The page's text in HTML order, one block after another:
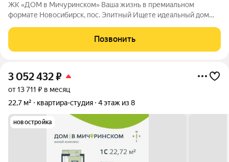
ЖК «ДОМ в Мичуринском» Ваша жизнь в премиальном
формате Новосибирск, пос. Элитный Ищете идеальный дом
Уютный посёлок Элитный. Зелёная, тихая и перспективная
локация с хорошей транспортной
Позвонить
3 052 432₽
от 13 711 ₽ в месяц
22,7 м²
квартира-студия 4 этаж из 8
новостройка